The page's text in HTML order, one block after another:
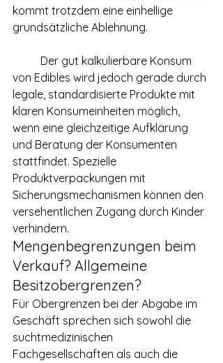
kommt trotzdem eine einhellige
grundsätzliche Ablehnung.
von Edibles wird jedoch gerade durch
legale, standardisierte Produkte mit
klaren Konsumeinheiten möglich,
wenn eine gleichzeitige Aufklärung
und Beratung der Konsumenten
stattfindet. Spezielle
Produktverpackungen mit
Sicherungsmechanismen können den
versehentlichen Zugang durch Kinder
verhindern.
Mengenbegrenzungen beim
Verkauf? Allgemeine
Besitzobergrenzen?
Für Obergrenzen bei der Abgabe im
Geschäft sprechen sich sowohl die
suchtmedizinischen
Fachgesellschaften als auch die